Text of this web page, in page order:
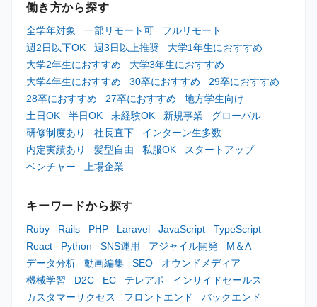
働き方から探す
全学年対象 一部リモート可
フルリモート
週2日以下OK
週3日以上推奨
大学1年生におすすめ
大学2年生におすすめ
大学3年生におすすめ
大学4年生におすすめ
30卒におすすめ
29卒におすすめ
28卒におすすめ
27卒におすすめ
地方学生向け
土日OK
半日OK 未経験OK 新規事業
グローバル
研修制度あり
社長直下
インターン生多数
内定実績あり
髪型自由 私服OK
スタートアップ
ベンチャー
上場企業
キーワードから探す
Ruby Rails PHP Laravel JavaScript
TypeScript
React
Python SNS運用 アジャイル開発
M＆A
データ分析
動画編集 SEO
オウンドメディア
機械学習
D2C EC テレアポ
インサイドセールス
カスタマーサクセス
フロントエンド
バックエンド